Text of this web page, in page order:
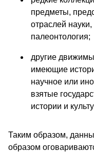
предметы,
отраслей
палеонтология;
другие
имеющие
научное или
взятые
истории и
Таким образом,
образом